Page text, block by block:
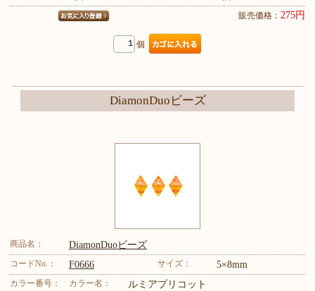
販売価格： 275円
個
DiamonDuoビーズ
商品名： DiamonDuoビーズ
コードNo.： F0666 サイズ： 5×8mm
カラー番号： カラー名： ルミアプリコット